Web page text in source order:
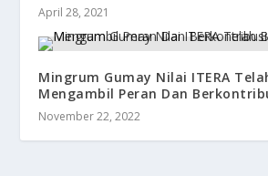
April 28, 2021
Mingrum Gumay Nilai ITERA
Mengambil Peran Dan
November 22, 2022